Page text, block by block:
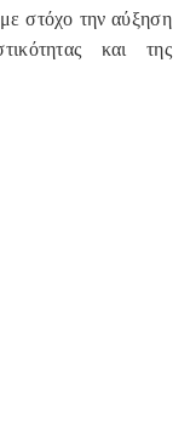
με στόχο την αύξηση
και της